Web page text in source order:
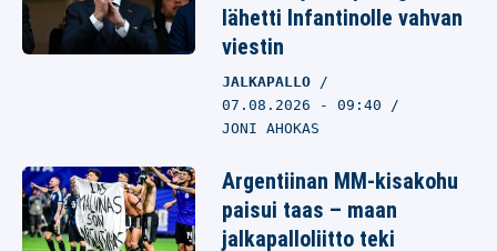
lähetti Infantinolle vahvan
viestin
JALKAPALLO
07.08.2026 - 09:40
JONI AHOKAS
Argentiinan MM-kisakohu
paisui taas – maan
jalkapalloliitto teki